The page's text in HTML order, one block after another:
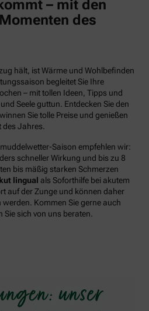
– mit den
des
hält, ist Wärme und Wohlbefinden
begleitet Sie Ihre
– mit tollen Ideen, Tipps und
Seele guttun. Entdecken Sie den
Sie tolle Preise und genießen
des Jahres.
Saison empfehlen wir:
schneller Wirkung und bis zu 8
bis mäßig starken Schmerzen
lingual als Soforthilfe bei akutem
auf der Zunge und können daher
Kommen Sie gerne auch
Sie sich von uns beraten.